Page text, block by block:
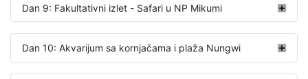
Dan 9: Fakultativni izlet - Safari u NP Mikumi
Dan 10: Akvarijum sa kornjačama i plaža Nungwi